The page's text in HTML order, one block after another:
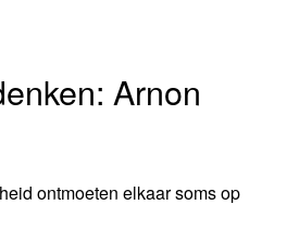
Arnon
ontmoeten elkaar soms op